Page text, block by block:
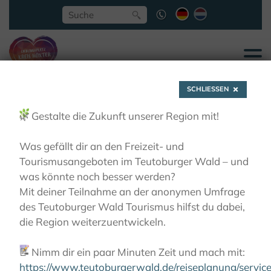
Nieheim-Natur-
Erlebnispfad
AKTIVITÄTEN TIPPS FÜR KIDS
NIEHEIM-NATUR-
ERLEBNISPFAD
SCHLIESSEN
🌿 Gestalte die Zukunft unserer Region mit!
Was gefällt dir an den Freizeit- und
Tourismusangeboten im Teutoburger Wald – und
was könnte noch besser werden?
Mit deiner Teilnahme an der anonymen Umfrage
des Teutoburger Wald Tourismus hilfst du dabei,
die Region weiterzuentwickeln.
📝 Nimm dir ein paar Minuten Zeit und mach mit:
https://www.teutoburgerwald.de/reiseplanung/